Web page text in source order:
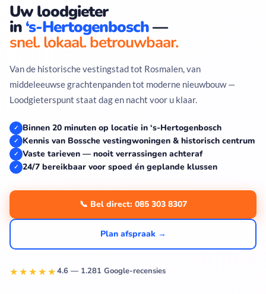
Uw loodgieter
in ‘s-Hertogenbosch—
snel. lokaal. betrouwbaar.
Van de historische vestingstad tot Rosmalen, van
middeleeuwse grachtenpanden tot moderne nieuwbouw —
Loodgieterspunt staat dag en nacht voor u klaar.
✓ Binnen 20 minuten op locatie in ‘s-Hertogenbosch
✓ Kennis van Bossche vestingwoningen & historisch centrum
✓ Vaste tarieven — nooit verrassingen achteraf
✓ 24/7 bereikbaar voor spoed én geplande klussen
📞 Bel direct: 085 303 8307
Plan afspraak →
★★★★★4.6 — 1.281 Google-recensies